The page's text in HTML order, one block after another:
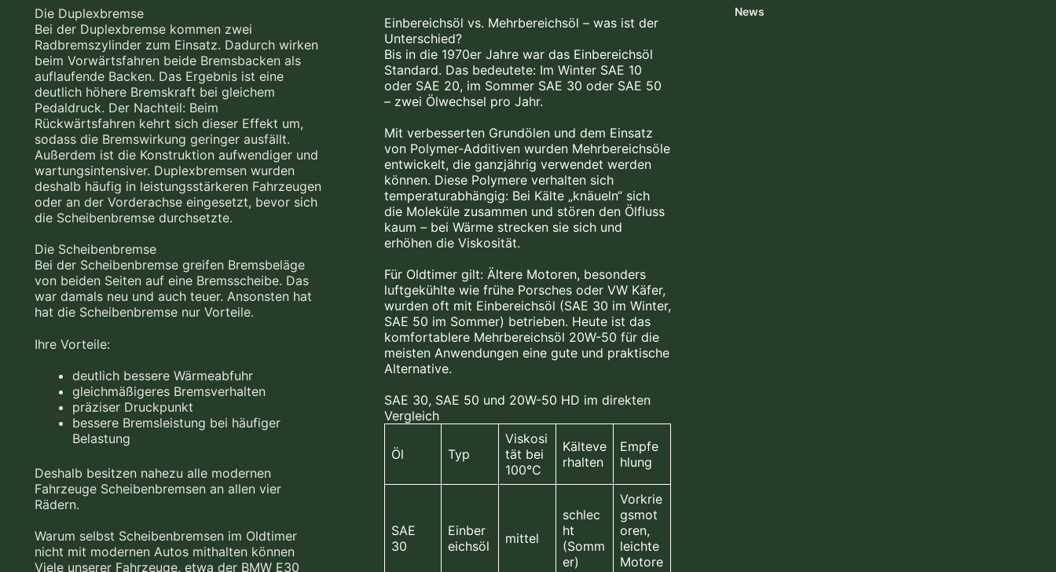
Die Duplexbremse
Bei der Duplexbremse kommen zwei
Radbremszylinder zum Einsatz. Dadurch wirken
beim Vorwärtsfahren beide Bremsbacken als
auflaufende Backen. Das Ergebnis ist eine
deutlich höhere Bremskraft bei gleichem
Pedaldruck. Der Nachteil: Beim
Rückwärtsfahren kehrt sich dieser Effekt um,
sodass die Bremswirkung geringer ausfällt.
Außerdem ist die Konstruktion aufwendiger und
wartungsintensiver. Duplexbremsen wurden
deshalb häufig in leistungsstärkeren Fahrzeugen
oder an der Vorderachse eingesetzt, bevor sich
die Scheibenbremse durchsetzte.
Die Scheibenbremse
Bei der Scheibenbremse greifen Bremsbeläge
von beiden Seiten auf eine Bremsscheibe. Das
war damals neu und auch teuer. Ansonsten hat
hat die Scheibenbremse nur Vorteile.
Ihre Vorteile:
deutlich bessere Wärmeabfuhr
gleichmäßigeres Bremsverhalten
präziser Druckpunkt
bessere Bremsleistung bei häufiger
Belastung
Deshalb besitzen nahezu alle modernen
Fahrzeuge Scheibenbremsen an allen vier
Rädern.
Warum selbst Scheibenbremsen im Oldtimer
nicht mit modernen Autos mithalten können
Viele unserer Fahrzeuge, etwa der BMW E30
Einbereichsöl vs. Mehrbereichsöl – was ist der
Unterschied?
Bis in die 1970er Jahre war das Einbereichsöl
Standard. Das bedeutete: Im Winter SAE 10
oder SAE 20, im Sommer SAE 30 oder SAE 50
– zwei Ölwechsel pro Jahr.
Mit verbesserten Grundölen und dem Einsatz
von Polymer-Additiven wurden Mehrbereichsöle
entwickelt, die ganzjährig verwendet werden
können. Diese Polymere verhalten sich
temperaturabhängig: Bei Kälte „knäueln“ sich
die Moleküle zusammen und stören den Ölfluss
kaum – bei Wärme strecken sie sich und
erhöhen die Viskosität.
Für Oldtimer gilt: Ältere Motoren, besonders
luftgekühlte wie frühe Porsches oder VW Käfer,
wurden oft mit Einbereichsöl (SAE 30 im Winter,
SAE 50 im Sommer) betrieben. Heute ist das
komfortablere Mehrbereichsöl 20W-50 für die
meisten Anwendungen eine gute und praktische
Alternative.
SAE 30, SAE 50 und 20W-50 HD im direkten
Vergleich
Öl Typ
Viskosi
tät bei
100°C
Kälteve
rhalten
Empfe
hlung
SAE
30
Einber
eichsöl
mittel
schlec
ht
(Somm
er)
Vorkrie
gsmot
oren,
leichte
Motore
News